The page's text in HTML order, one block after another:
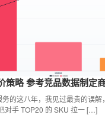
策略 参考竞品数据制定
的这八年，我见过最贵的误解
对手 TOP20 的 SKU 拉一 […]